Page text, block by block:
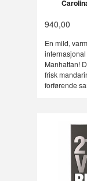
940,00
En mild,
Manhattan!
frisk
forførende